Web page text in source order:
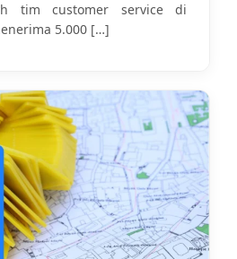
tim customer service di
5.000 […]